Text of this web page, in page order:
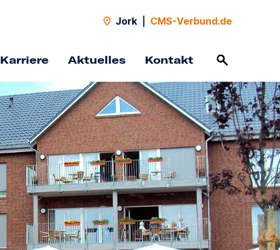
Jork CMS-Verbund.de
Karriere Aktuelles Kontakt